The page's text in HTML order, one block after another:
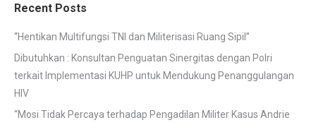
Recent Posts
“Hentikan Multifungsi TNI dan Militerisasi Ruang Sipil”
Dibutuhkan : Konsultan Penguatan Sinergitas dengan Polri
terkait Implementasi KUHP untuk Mendukung Penanggulangan
HIV
“Mosi Tidak Percaya terhadap Pengadilan Militer Kasus Andrie